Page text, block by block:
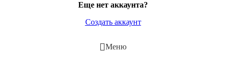
Еще нет аккаунта?
Создать аккаунт
Меню